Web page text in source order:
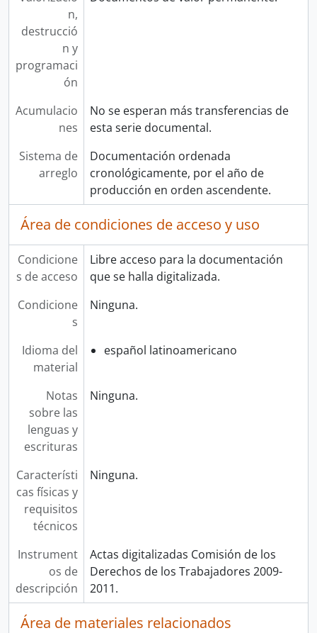
n,
destrucció
n y
programaci
ón
Acumulacio
nes
No se esperan más transferencias de
esta serie documental.
Sistema de
arreglo
Documentación ordenada
cronológicamente, por el año de
producción en orden ascendente.
Área de condiciones de acceso y uso
Condicione
s de acceso
Libre acceso para la documentación
que se halla digitalizada.
Condicione
s
Ninguna.
Idioma del
material
español latinoamericano
Notas
sobre las
lenguas y
escrituras
Ninguna.
Característi
cas físicas y
requisitos
técnicos
Ninguna.
Instrument
os de
descripción
Actas digitalizadas Comisión de los
Derechos de los Trabajadores 2009-
2011.
Área de materiales relacionados